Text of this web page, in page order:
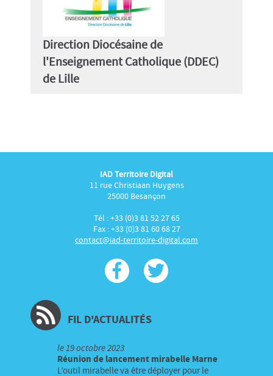
Direction Diocésaine de
l'Enseignement Catholique (DDEC)
de Lille
IAD Territoire Digital
11 rue Christiaan Huygens
25000 Besançon
Tél : +33 (0)3 81 52 27 65
Fax : +33 (0)3 81 60 68 27
contact@iad-territoire-digital.com
FIL D'ACTUALITÉS
le19 octobre 2023
Réunion de lancement mirabelle Marne
L’outil mirabelle va être déployer pour le